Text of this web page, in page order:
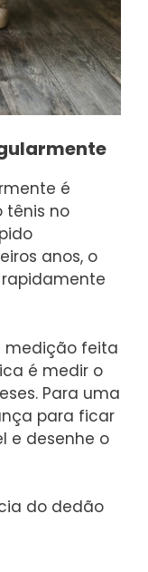
é
tênis no
anos, o
medição feita
é medir o
Para uma
para ficar
e desenhe o
do dedão